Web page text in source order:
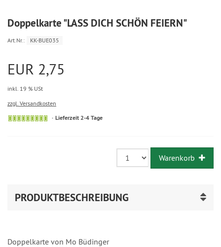
Doppelkarte "LASS DICH SCHÖN FEIERN"
Art.Nr.: KK-BUE035
EUR 2,75
inkl. 19 % USt
zzgl. Versandkosten
Lieferzeit 2-4 Tage
Warenkorb
PRODUKTBESCHREIBUNG
Doppelkarte von Mo Büdinger